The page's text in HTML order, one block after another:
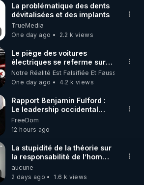
La problématique des dents
dévitalisées et des implants
TrueMedia
One day ago
2.2 k views
Le piège des voitures
électriques se referme sur
les usagers !
Notre Réalité Est Falsifiée Et Fausse
One day ago
4.2 k views
Rapport Benjamin Fulford :
Le leadership occidental
dysfonctionnel s’enfonce
dans une spirale infernale
tandis que l’Arabie saoudite
s’effondre – 3 août 2026 ***
https://prepareforchange.net/2026/
fulford-report-
dysfunctional-western-
leadership-in-death-spiral-
FreeDom
12 hours ago
La stupidité de la théorie sur
la responsabilité de l’homme
concernant le dioxyde de
carbone.
aucune
2 days ago
1.6 k views